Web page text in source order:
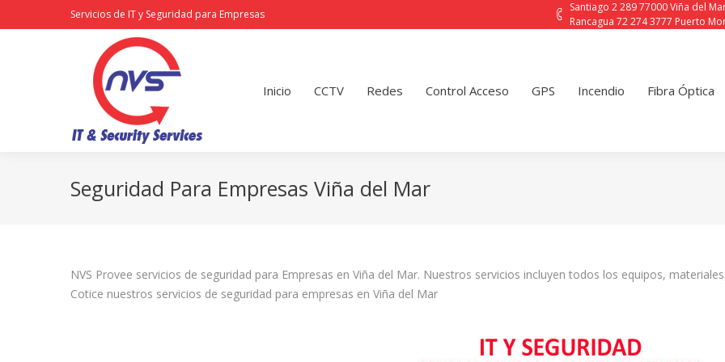
Servicios de IT y Seguridad para Empresas
Santiago 2 289 77000 Viña del
Rancagua 72 274 3777 Puerto
Inicio CCTV Redes Control Acceso GPS Incendio Fibra Óptica
Seguridad Para Empresas Viña del Mar
NVS Provee servicios de seguridad para Empresas en Viña del Mar. Nuestros servicios incluyen todos los equipos,
Cotice nuestros servicios de seguridad para empresas en Viña del Mar
Inicio CCTV Redes Control Acceso GPS Incendio Fibra Óptica